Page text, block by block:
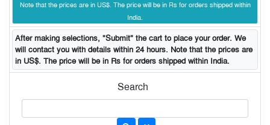
Note that the prices are in US$. The price will be in Rs for orders shipped within
India.
After making selections, "Submit" the cart to place your order. We
will contact you with details within 24 hours. Note that the prices are
in US$. The price will be in Rs for orders shipped within India.
Search